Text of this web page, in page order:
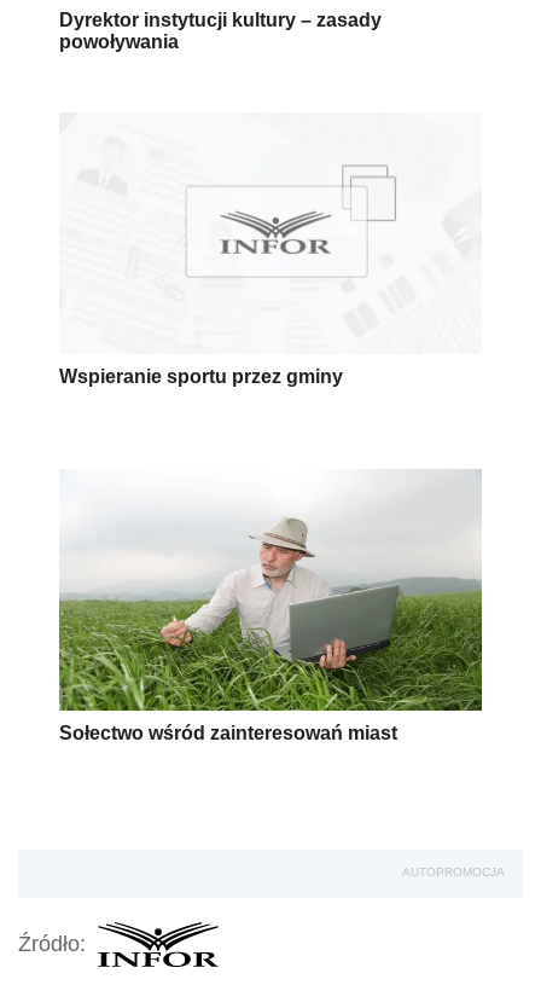
Dyrektor instytucji kultury – zasady
powoływania
Wspieranie sportu przez gminy
Sołectwo wśród zainteresowań miast
AUTOPROMOCJA
Źródło: